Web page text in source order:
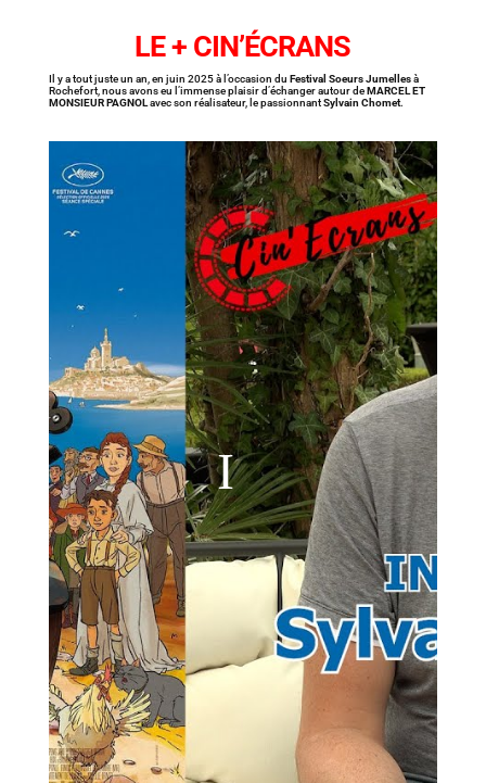
LE + CIN’ÉCRANS
Il y a tout juste un an, en juin 2025 à l’occasion du Festival Soeurs Jumellesà
Rochefort, nous avons eu l’immense plaisir d’échanger autour deMARCEL ET
MONSIEUR PAGNOLavec son réalisateur, le passionnantSylvain Chomet.